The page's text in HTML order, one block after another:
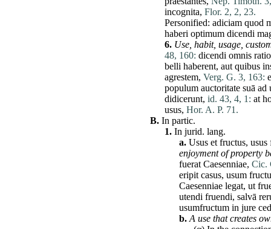
incognita, Flor. 2, 2, 23.
Personified: adiciam quod
haberi optimum dicendi
6. Use habit, usage,
48, 160: dicendi omnis ratio
belli haberent, aut quibus
agrestem, Verg. G. 3, 163:
populum auctoritate suā ad
didicerunt, id. 43, 4, 1: at
usus, Hor. A. P. 71.
B. In partic.
1. In jurid. lang.
a. Usus et fructus, usus
enjoyment of property
fuerat Caesenniae, Cic.
eripit casus, usum
Caesenniae legat, ut
utendi fruendi, salvā
usumfructum in jure
b. A use that creates